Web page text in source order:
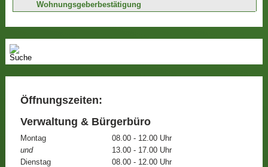
Wohnungsgeberbestätigung
Öffnungszeiten:
Verwaltung & Bürgerbüro
Montag
08.00 - 12.00 Uhr
und
13.00 - 17.00 Uhr
Dienstag
08.00 - 12.00 Uhr